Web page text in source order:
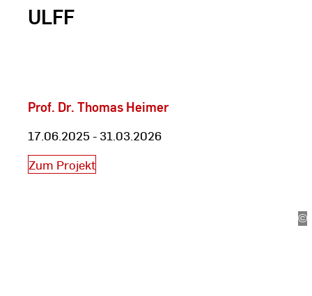
ULFF
Prof. Dr. Thomas Heimer
17.06.2025 - 31.03.2026
Zum Projekt
©
Abgeschlossene Projekte